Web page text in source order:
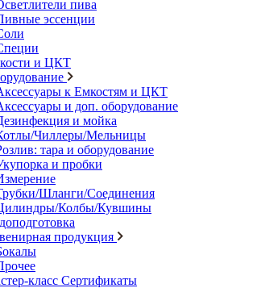
пива
эссенции
и ЦКТ
к Емкостям и ЦКТ
и доп. оборудование
и мойка
Чиллеры/Мельницы
тара и оборудование
и пробки
Шланги/Соединения
Колбы/Кувшины
продукция
класс Сертификаты